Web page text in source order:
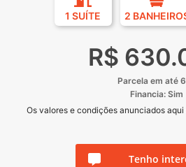
1 SUÍTE 2
R$
Parcela em até
Financia: Sim
Os valores e condições anunciados
Tenho